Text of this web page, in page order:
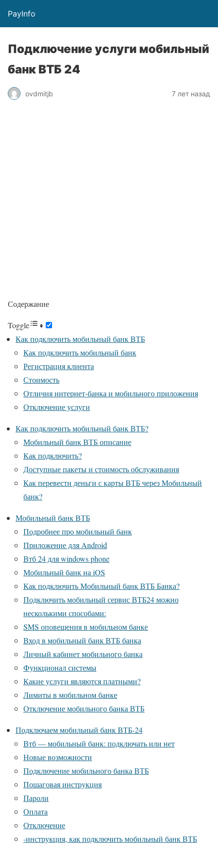
PayInfo
Подключение услуги мобильный
банк ВТБ 24
ovdmitjb 7 лет назад
Содержание
Toggle
Как подключить мобильный банк ВТБ
Как подключить мобильный банк
Регистрация клиента
Стоимость
Отличия интернет-банка и мобильного приложения
Отключение услуги
Как подключить мобильный банк ВТБ?
Мобильный банк ВТБ описание
Как подключить?
Доступные пакеты и стоимость обслуживания
Как перевести деньги с карты ВТБ через Мобильный
банк?
Мобильный банк ВТБ
Подробнее про мобильный банк
Приложение для Android
Втб 24 для windows phone
Мобильный банк на iOS
Как подключить Мобильный банк ВТБ Банка?
Подключить мобильный сервис ВТБ24 можно
несколькими способами:
SMS оповещения в мобильном банке
Вход в мобильный банк ВТБ банка
Личный кабинет мобильного банка
Функционал системы
Какие услуги являются платными?
Лимиты в мобильном банке
Отключение мобильного банка ВТБ
Подключаем мобильный банк ВТБ-24
Втб — мобильный банк: подключать или нет
Новые возможности
Подключение мобильного банка ВТБ
Пошаговая инструкция
Пароли
Оплата
Отключение
-инструкция, как подключить мобильный банк ВТБ